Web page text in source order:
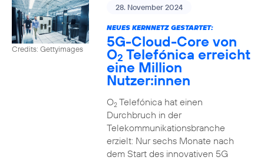
Credits: Gettyimages
28. November 2024
NEUES KERNNETZ GESTARTET:
5G-Cloud-Core von
O2 Telefónica erreicht
eine Million
Nutzer:innen
O2Telefónica hat einen
Durchbruch in der
Telekommunikationsbranche
erzielt: Nur sechs Monate nach
dem Start des innovativen 5G